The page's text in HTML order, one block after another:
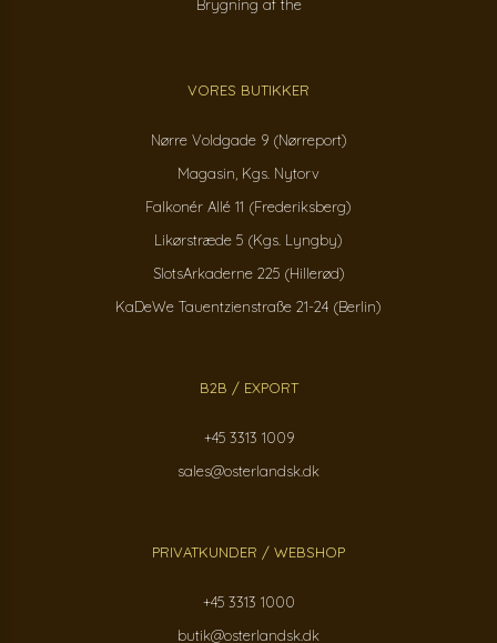
Brygning af the
VORES BUTIKKER
Nørre Voldgade 9 (Nørreport)
Magasin, Kgs. Nytorv
Falkonér Allé 11 (Frederiksberg)
Likørstræde 5 (Kgs. Lyngby)
SlotsArkaderne 225 (Hillerød)
KaDeWe Tauentzienstraße 21-24 (Berlin)
B2B / EXPORT
+45 3313 1009
sales@osterlandsk.dk
PRIVATKUNDER / WEBSHOP
+45 3313 1000
butik@osterlandsk.dk